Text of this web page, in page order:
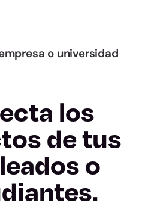
o universidad
los
de tus
o